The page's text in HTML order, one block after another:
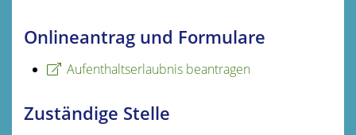
Onlineantrag und Formulare
Aufenthaltserlaubnis beantragen
Zuständige Stelle